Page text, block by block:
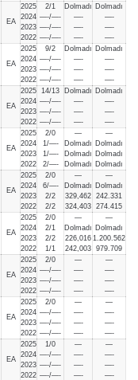
EA
2025
2024
2023
2022
2/1
—-/—-
—-/—-
—-/—-
Dolmadı
—-
—-
—-
Dolmadı
—-
—-
—-
EA
2025
2024
2023
2022
9/2
—-/—-
—-/—-
—-/—-
Dolmadı
—-
—-
—-
Dolmadı
—-
—-
—-
EA
2025
2024
2023
2022
14/13
—-/—-
—-/—-
—-/—-
Dolmadı
—-
—-
—-
Dolmadı
—-
—-
—-
EA
2025
2024
2023
2022
2/0
1/—-
1/—-
2/—-
—
Dolmadı
Dolmadı
Dolmadı
—
Dolmadı
Dolmadı
Dolmadı
EA
2025
2024
2023
2022
2/0
6/—-
2/2
2/2
—
Dolmadı
329,462
324,403
—
Dolmadı
242.331
274.415
EA
2025
2024
2023
2022
2/0
2/1
2/2
1/1
—
Dolmadı
226,016
242,003
—
Dolmadı
1.200.562
979.709
EA
2025
2024
2023
2022
2/0
—-/—-
—-/—-
—-/—-
—
—-
—-
—-
—
—-
—-
—-
EA
2025
2024
2023
2022
2/0
—-/—-
—-/—-
—-/—-
—
—-
—-
—-
—
—-
—-
—-
EA
2025
2024
2023
2022
1/0
—-/—-
—-/—-
—-/—-
—
—-
—-
—-
—
—-
—-
—-